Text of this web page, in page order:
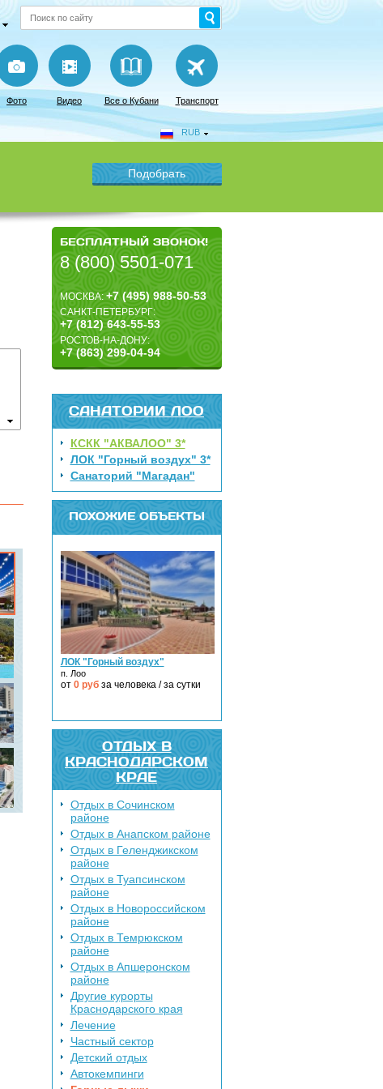
Фото Видео Все о Кубани Транспорт
RUB
БЕСПЛАТНЫЙ ЗВОНОК!
8 (800) 5501-071
МОСКВА:+7 (495) 988-50-53
САНКТ-ПЕТЕРБУРГ:
+7 (812) 643-55-53
РОСТОВ-НА-ДОНУ:
+7 (863) 299-04-94
САНАТОРИИ ЛОО
КСКК "АКВАЛОО" 3*
ЛОК "Горный воздух" 3*
Санаторий "Магадан"
ПОХОЖИЕ ОБЪЕКТЫ
ЛОК "Горный воздух"
п. Лоо
от 0рубза человека / за сутки
ОТДЫХ В
КРАСНОДАРСКОМ
КРАЕ
Отдых в Сочинском
районе
Отдых в Анапском районе
Отдых в Геленджикском
районе
Отдых в Туапсинском
районе
Отдых в Новороссийском
районе
Отдых в Темрюкском
районе
Отдых в Апшеронском
районе
Другие курорты
Краснодарского края
Лечение
Частный сектор
Детский отдых
Автокемпинги